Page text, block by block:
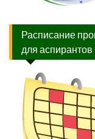
Расписание
для аспирантов